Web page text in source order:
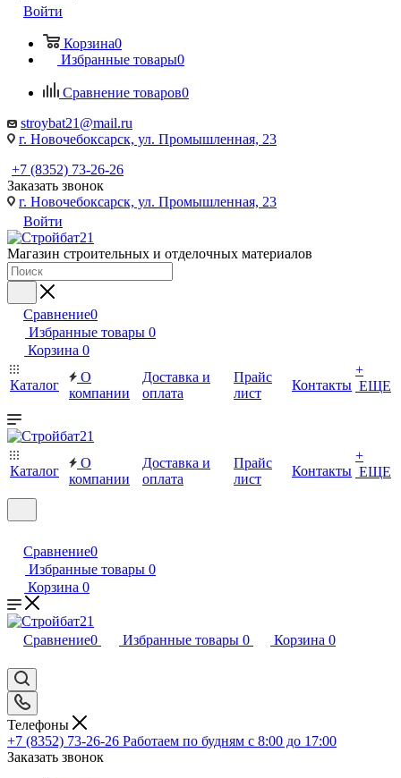
Войти
Корзина0
Избранные товары0
Сравнение товаров0
stroybat21@mail.ru
г. Новочебоксарск, ул. Промышленная, 23
+7 (8352) 73-26-26
Заказать звонок
г. Новочебоксарск, ул. Промышленная, 23
Войти
Магазин строительных и отделочных материалов
Сравнение0
Избранные товары 0
Корзина 0
Каталог
О
компании
Доставка и
оплата
Прайс
лист
Контакты
+
ЕЩЕ
Каталог
О
компании
Доставка и
оплата
Прайс
лист
Контакты
+
ЕЩЕ
Сравнение0
Избранные товары 0
Корзина 0
Сравнение0 Избранные товары 0 Корзина 0
Телефоны
+7 (8352) 73-26-26 Работаем по будням с 8:00 до 17:00
Заказать звонок